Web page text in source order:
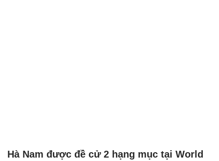
Hà Nam được đề cử 2 hạng mục tại World